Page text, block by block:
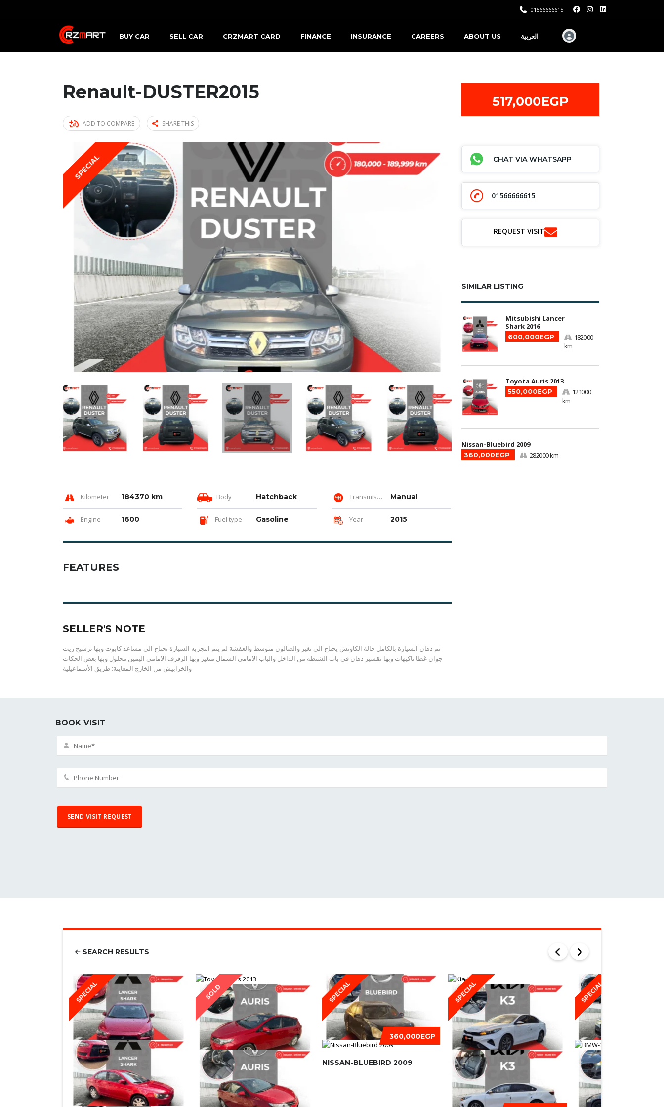
01566666615
BUY CAR SELL CAR CRZMART CARD FINANCE INSURANCE CAREERS ABOUT US العربية
Renault-DUSTER2015
ADD TO COMPARE SHARE THIS
SPECIAL
Kilometer 184370 km Body Hatchback Transmission Manual
Engine 1600 Fuel type Gasoline Year 2015
FEATURES
SELLER'S NOTE
تم دهان السيارة بالكامل حالة الكاوتش يحتاج الي تغير والصالون متوسط والعفشة لم يتم التجربه السيارة تحتاج الي مساعد كابوت وبها ترشيح زيت
جوان غطا تاكيهات وبها تقشير دهان في باب الشنطه من الداخل والباب الامامي الشمال متغير وبها الرفرف الامامي اليمين محلول وبها بعض الحكات
والخرابيش من الخارج المعاينة: طريق الأسماعيلية
517,000EGP
CHAT VIA WHATSAPP
01566666615
REQUEST VISIT
SIMILAR LISTING
Mitsubishi Lancer
Shark 2016
600,000EGP
182000
km
Toyota Auris 2013
550,000EGP
121000
km
Nissan-Bluebird 2009
360,000EGP 282000 km
BOOK VISIT
SEARCH RESULTS
SPECIAL SOLD SPECIAL
360,000EGP
NISSAN-BLUEBIRD 2009
SPECIAL SPECIAL